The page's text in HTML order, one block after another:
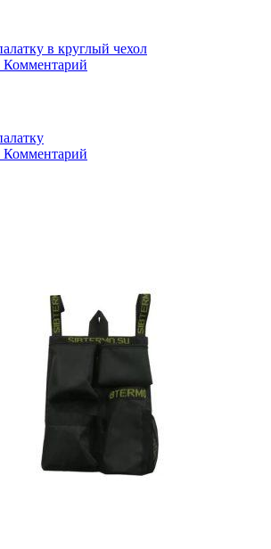
в круглый чехол
Комментарий
Комментарий